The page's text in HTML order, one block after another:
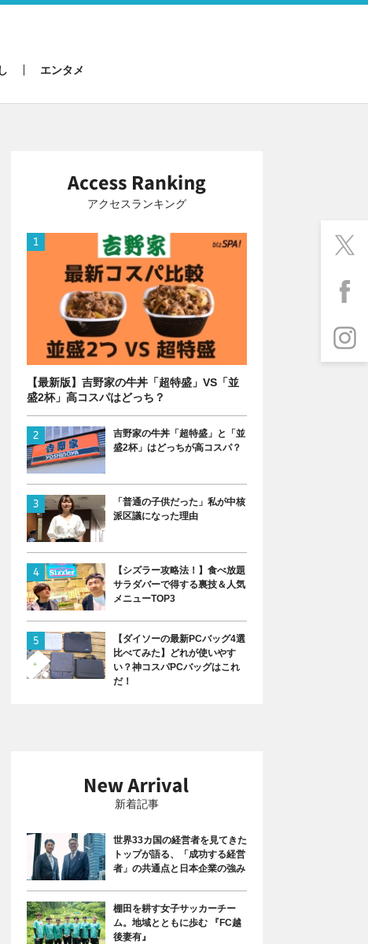
エンタメ
アクセスランキング
【最新版】吉野家の牛丼「超特盛」VS「並
盛2杯」高コスパはどっち？
吉野家の牛丼「超特盛」と「並
盛2杯」はどっちが高コスパ？
「普通の子供だった」私が中核
派区議になった理由
【シズラー攻略法！】食べ放題
サラダバーで得する裏技＆人気
メニューTOP3
【ダイソーの最新PCバッグ4選
比べてみた】どれが使いやす
い？神コスパPCバッグはこれ
だ！
新着記事
世界33カ国の経営者を見てきた
トップが語る、「成功する経営
者」の共通点と日本企業の強み
棚田を耕す女子サッカーチー
ム。地域とともに歩む 『FC越
後妻有』